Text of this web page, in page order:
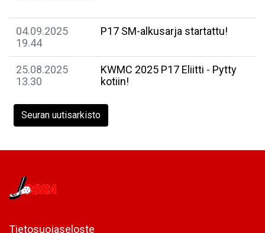
04.09.2025
19.44
P17 SM-alkusarja startattu!
25.08.2025
13.30
KWMC 2025 P17 Eliitti - Pytty
kotiin!
Seuran uutisarkisto
Tietosuojaseloste